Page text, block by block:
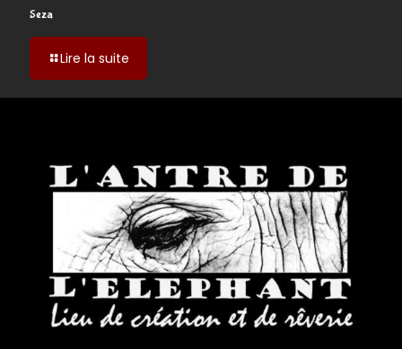
Seza
Lire la suite
Seza